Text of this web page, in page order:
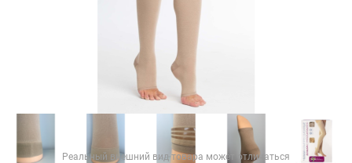
Реальный внешний вид товара может отличаться